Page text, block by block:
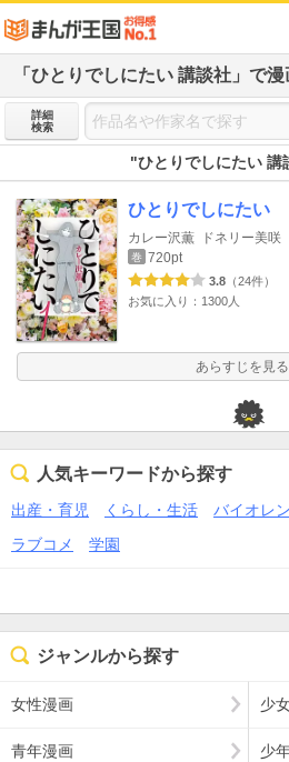
「ひとりでしにたい 講談社」で
詳細
検索
"ひとりでしにたい 講
ひとりでしにたい
カレー沢薫 ドネリー美咲
巻 720pt
3.8 （24件）
お気に入り：1300人
あらすじを見
人気キーワードから探す
出産・育児 くらし・生活 バイオレ
ラブコメ
学園
ジャンルから探す
女性漫画 少
青年漫画 少